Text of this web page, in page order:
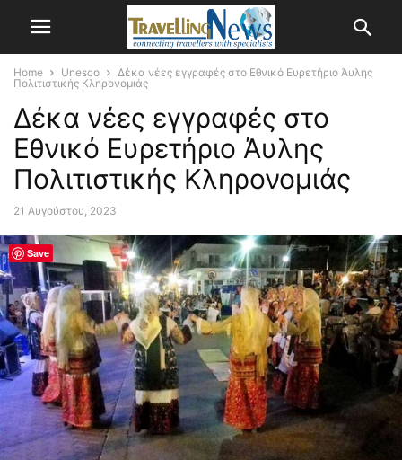
Home Unesco
Δέκα νέες εγγραφές στο Εθνικό Ευρετήριο Άυλης
Πολιτιστικής Κληρονομιάς
Δέκα νέες εγγραφές στο
Εθνικό Ευρετήριο Άυλης
Πολιτιστικής Κληρονομιάς
21 Αυγούστου, 2023
Save